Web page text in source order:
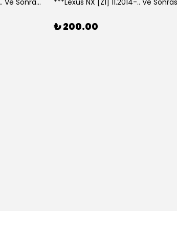
***Lexus GX 460 [J1] 11.2009-.. Ve Sonrası Model Yılları İçin Uyumlu Yeo Arka Silecek
₺ 200.00